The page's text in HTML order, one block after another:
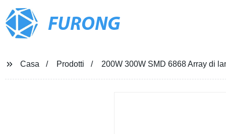
FURONG
Casa Prodotti 200W 300W SMD 6868 Array di